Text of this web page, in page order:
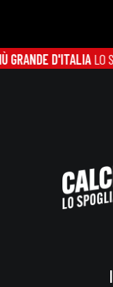
D'ITALIALO